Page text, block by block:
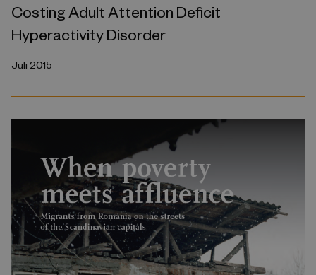
Costing Adult Attention Deficit
Hyperactivity Disorder
Juli 2015